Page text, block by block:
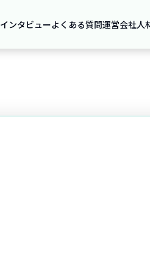
インタビューよくある質問運営会社人